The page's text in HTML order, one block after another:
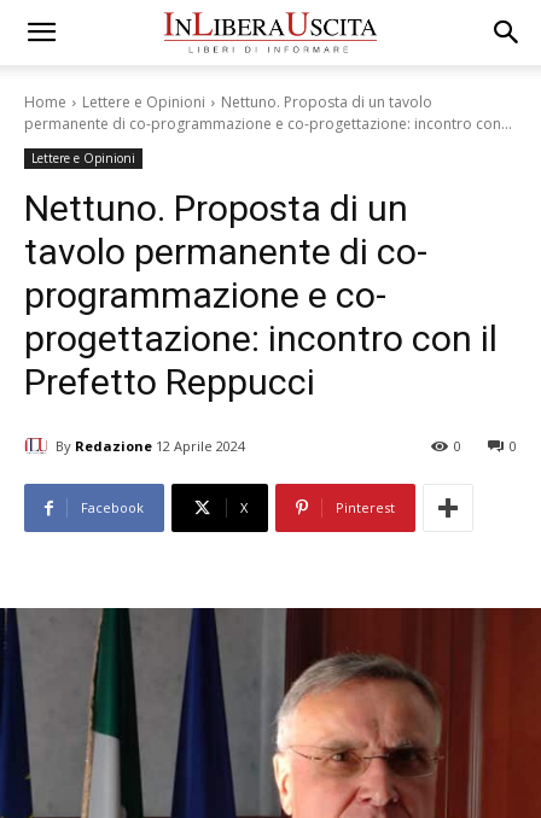
Home Lettere e Opinioni
Nettuno. Proposta di un tavolo
permanente di co-programmazione e co-progettazione: incontro con...
Lettere e Opinioni
Nettuno. Proposta di un
tavolo permanente di co-
programmazione e co-
progettazione: incontro con il
Prefetto Reppucci
By Redazione 12 Aprile 2024 0
0
Facebook X Pinterest